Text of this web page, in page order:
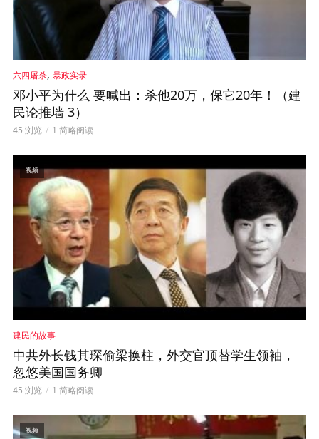
六四屠杀, 暴政实录
邓小平为什么 要喊出：杀他20万，保它20年！（建
民论推墙 3）
45 浏览 1 简略阅读
视频
建民的故事
中共外长钱其琛偷梁换柱，外交官顶替学生领袖，
忽悠美国国务卿
45 浏览 1 简略阅读
视频